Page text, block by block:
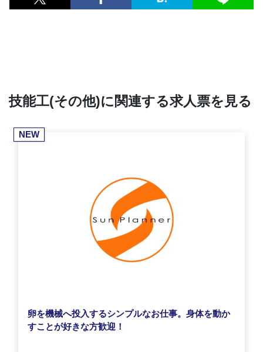
技能工(その他)に関連する求人票を見る
NEW
卵を機械へ投入するシンプルなお仕事。身体を動か
すことが好きな方歓迎！